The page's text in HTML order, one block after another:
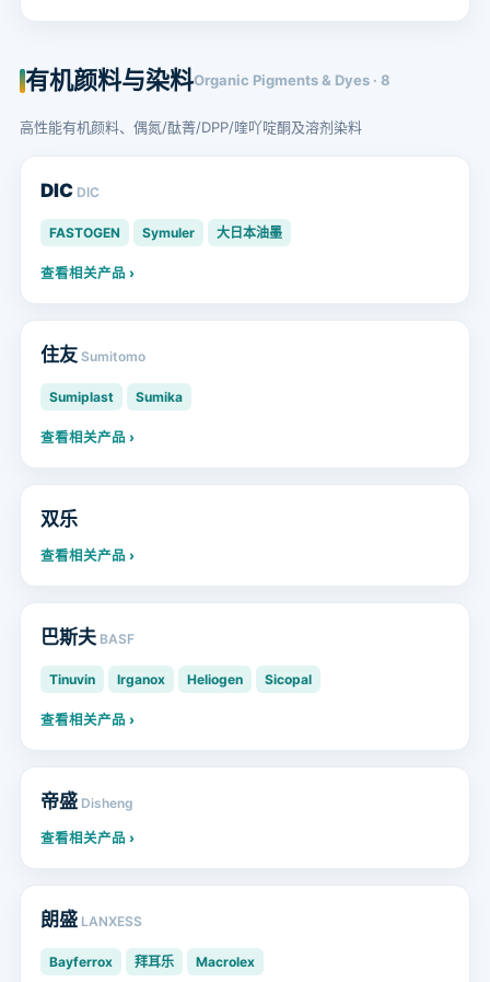
有机颜料与染料Organic Pigments & Dyes · 8
高性能有机颜料、偶氮/酞菁/DPP/喹吖啶酮及溶剂染料
DIC DIC
FASTOGEN Symuler 大日本油墨
查看相关产品 ›
住友 Sumitomo
Sumiplast Sumika
查看相关产品 ›
双乐
查看相关产品 ›
巴斯夫 BASF
Tinuvin Irganox Heliogen Sicopal
查看相关产品 ›
帝盛 Disheng
查看相关产品 ›
朗盛 LANXESS
Bayferrox 拜耳乐 Macrolex